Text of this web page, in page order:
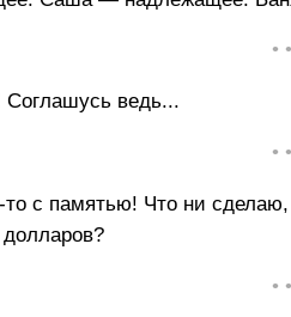
•
Соглашусь ведь...
•
с памятью! Что ни
•